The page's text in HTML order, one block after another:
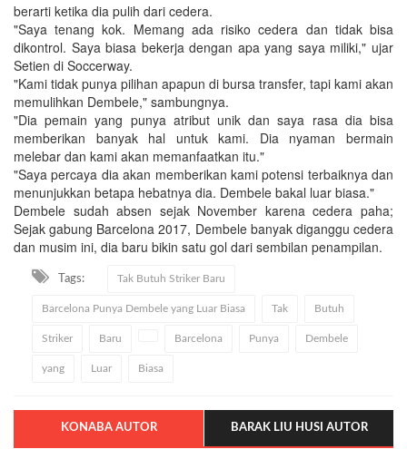
berarti ketika dia pulih dari cedera.
"Saya tenang kok. Memang ada risiko cedera dan tidak bisa
dikontrol. Saya biasa bekerja dengan apa yang saya miliki," ujar
Setien di Soccerway.
"Kami tidak punya pilihan apapun di bursa transfer, tapi kami akan
memulihkan Dembele," sambungnya.
"Dia pemain yang punya atribut unik dan saya rasa dia bisa
memberikan banyak hal untuk kami. Dia nyaman bermain
melebar dan kami akan memanfaatkan itu."
"Saya percaya dia akan memberikan kami potensi terbaiknya dan
menunjukkan betapa hebatnya dia. Dembele bakal luar biasa."
Dembele sudah absen sejak November karena cedera paha;
Sejak gabung Barcelona 2017, Dembele banyak diganggu cedera
dan musim ini, dia baru bikin satu gol dari sembilan penampilan.
Tags: Tak Butuh Striker Baru
Barcelona Punya Dembele yang Luar Biasa Tak Butuh
Striker Baru Barcelona Punya Dembele
yang Luar Biasa
KONABA AUTOR BARAK LIU HUSI AUTOR